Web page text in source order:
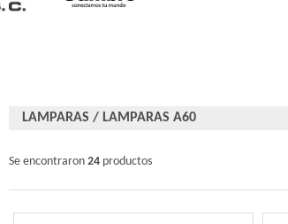
LAMPARAS / LAMPARAS A60
Se encontraron 24 productos